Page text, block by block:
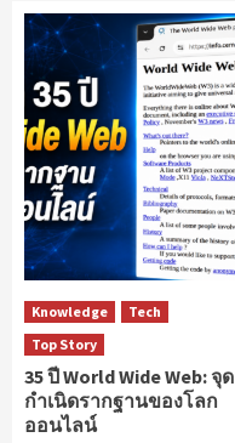
Knowledge
Tech
Top Story
35 ปี World Wide Web: จุด
กำเนิดรากฐานของโลก
ออนไลน์